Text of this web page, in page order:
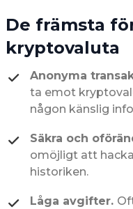
De främsta
kryptovaluta
Anonyma
ta emot
någon känslig
Säkra och
omöjligt att
historiken.
Låga avgifter.